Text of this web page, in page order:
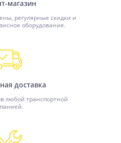
магазин
регулярные скидки и
оборудование.
доставка
любой транспортной